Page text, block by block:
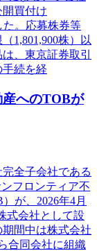
買付け
た。応募株券等
1,801,900株）以
、東京証券取引
続を経
へのTOBが
全子会社である
フロンティア不
が、2026年4月
式会社として設
間中は株式会社
合同会社に組織